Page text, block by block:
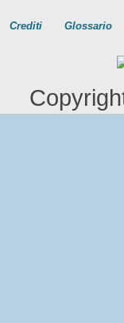
Crediti Glossario